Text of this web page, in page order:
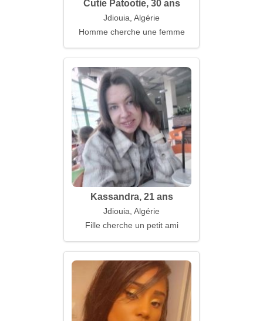
Cutie Patootie, 30 ans
Jdiouia, Algérie
Homme cherche une femme
Kassandra, 21 ans
Jdiouia, Algérie
Fille cherche un petit ami